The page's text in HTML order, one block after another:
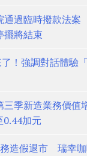
通過臨時撥款法
擺將結束
！強調對話體驗
三季新造業務價
0.44加元
造假退市 瑞幸咖